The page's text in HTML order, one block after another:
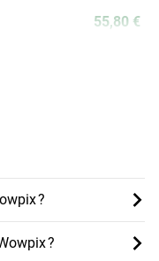
?
?
55,80 €